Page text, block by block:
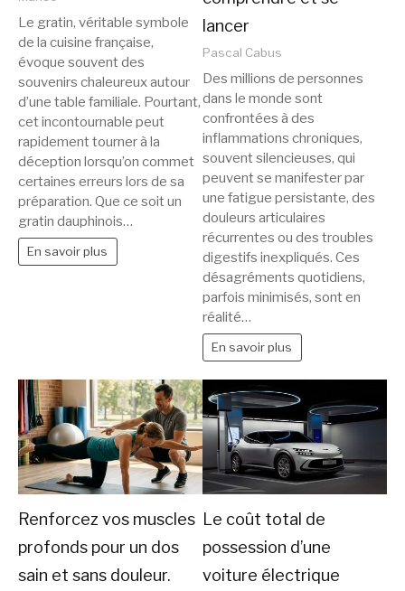
Le gratin, véritable symbole
de la cuisine française,
évoque souvent des
souvenirs chaleureux autour
d’une table familiale. Pourtant,
cet incontournable peut
rapidement tourner à la
déception lorsqu’on commet
certaines erreurs lors de sa
préparation. Que ce soit un
gratin dauphinois…
En savoir plus
lancer
Pascal Cabus
Des millions de personnes
dans le monde sont
confrontées à des
inflammations chroniques,
souvent silencieuses, qui
peuvent se manifester par
une fatigue persistante, des
douleurs articulaires
récurrentes ou des troubles
digestifs inexpliqués. Ces
désagréments quotidiens,
parfois minimisés, sont en
réalité…
En savoir plus
Renforcez vos muscles
profonds pour un dos
sain et sans douleur.
Le coût total de
possession d’une
voiture électrique